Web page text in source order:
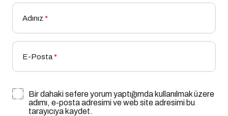
Adınız *
E-Posta*
Bir dahaki sefere yorum yaptığımda kullanılmak üzere
adımı, e-posta adresimi ve web site adresimi bu
tarayıcıya kaydet.